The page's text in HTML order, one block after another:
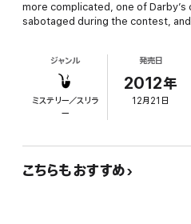
more complicated, one of
sabotaged during the contest,
ジャンル
ミステリー／スリラ
ー
発売日
2012年
12月21日
こちらもおすすめ